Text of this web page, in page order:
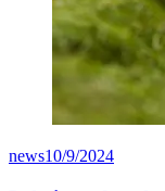
news10/9/2024